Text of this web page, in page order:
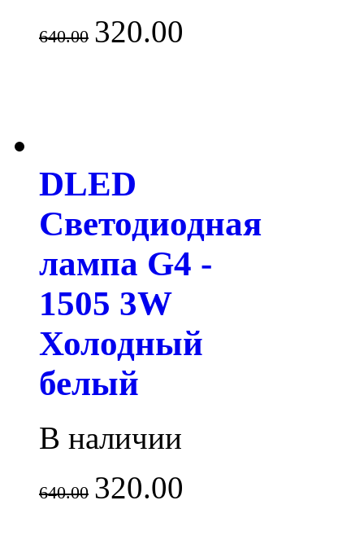
640.00 320.00
DLED
Светодиодная
лампа G4 -
1505 3W
Холодный
белый
В наличии
640.00 320.00